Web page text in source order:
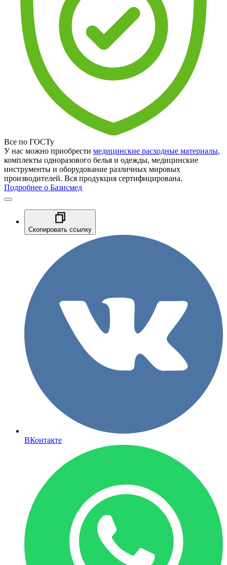
Все по ГОСТу
У нас можно приобрести медицинские расходные материалы,
комплекты одноразового белья и одежды, медицинские
инструменты и оборудование различных мировых
производителей. Вся продукция сертифицирована.
Подробнее о Базисмед
Скопировать ссылку
ВКонтакте